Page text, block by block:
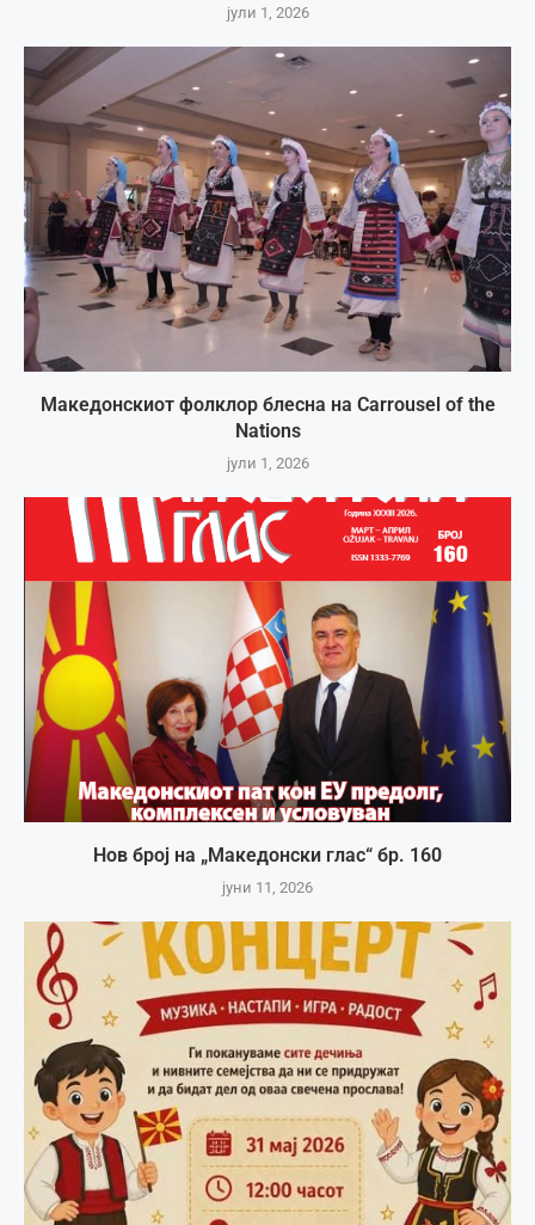
јули 1, 2026
Македонскиот фолклор блесна на Carrousel of the
Nations
јули 1, 2026
Нов број на „Македонски глас“ бр. 160
јуни 11, 2026